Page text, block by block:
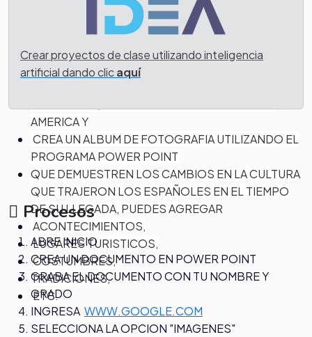
Crear proyectos de clase utilizando inteligencia
artificial dando clicaquí
SCA PAGINAS QUE HABLEN ACERCA DE LAS
COSAS QUE CAMBIARON
HAZ UNA NARRACION DESCRIPTIVA DE LA
AMERICA Y
CREA UN ALBUM DE FOTOGRAFIA UTILIZANDO EL
PROGRAMA POWER POINT
QUE DEMUESTREN LOS CAMBIOS EN LA CULTURA
QUE TRAJERON LOS ESPAÑOLES EN EL TIEMPO
DE SU LLEGADA, PUEDES AGREGAR
ACONTECIMIENTOS,
LUGARES TURISTICOS,
COSTUMBRES,
TRADICIONES,
ETC.
Procesos
ABRE INICIO
CREA UN DOCUMENTO EN POWER POINT
GRABA EL DOCUMENTO CON TU NOMBRE Y
GRADO
INGRESA WWW.GOOGLE.COM
SELECCIONA LA OPCION "IMAGENES"